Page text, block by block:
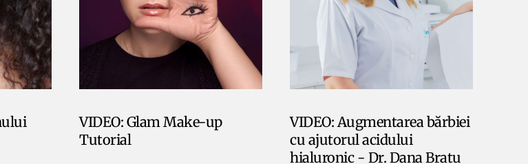
VIDEO: Glam Make-up
Tutorial
VIDEO: Augmentarea bărbiei
cu ajutorul acidului
hialuronic - Dr. Dana Bratu